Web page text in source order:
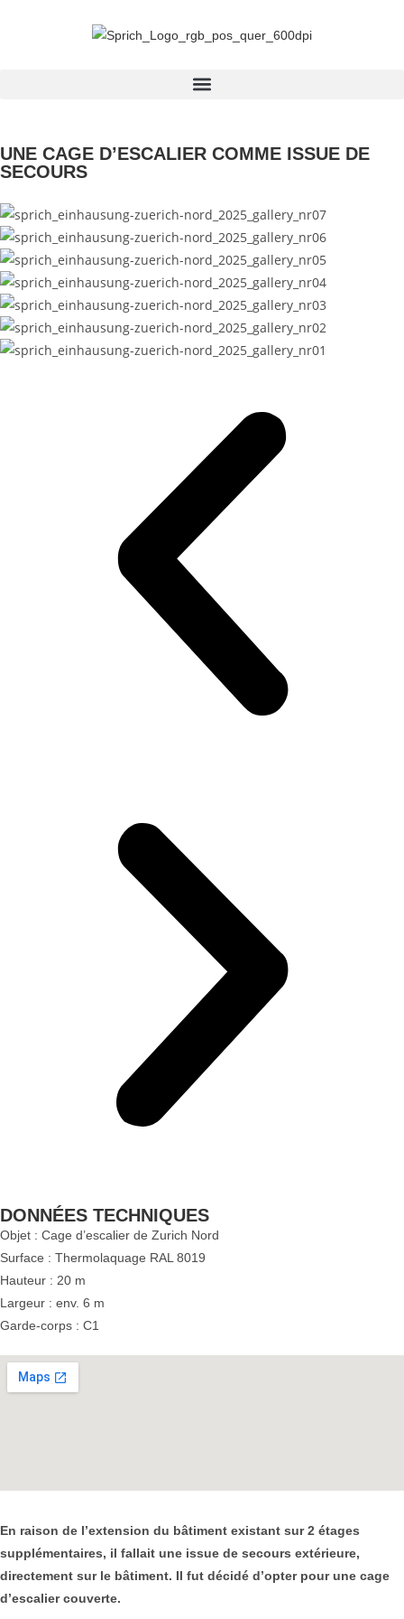
UNE CAGE D’ESCALIER COMME ISSUE DE
SECOURS
DONNÉES TECHNIQUES
Objet : Cage d’escalier de Zurich Nord
Surface : Thermolaquage RAL 8019
Hauteur : 20 m
Largeur : env. 6 m
Garde-corps : C1
En raison de l’extension du bâtiment existant sur 2 étages
supplémentaires, il fallait une issue de secours extérieure,
directement sur le bâtiment. Il fut décidé d’opter pour une cage
d’escalier couverte.